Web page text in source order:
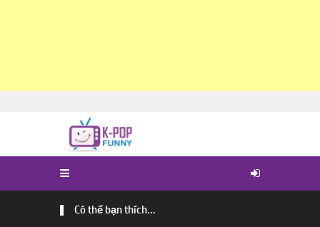
Có thể bạn thích...